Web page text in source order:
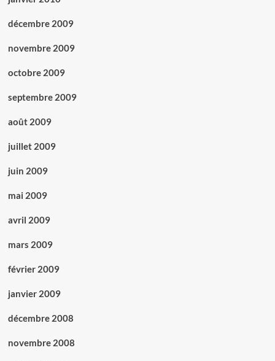
décembre 2009
novembre 2009
octobre 2009
septembre 2009
août 2009
juillet 2009
juin 2009
mai 2009
avril 2009
mars 2009
février 2009
janvier 2009
décembre 2008
novembre 2008